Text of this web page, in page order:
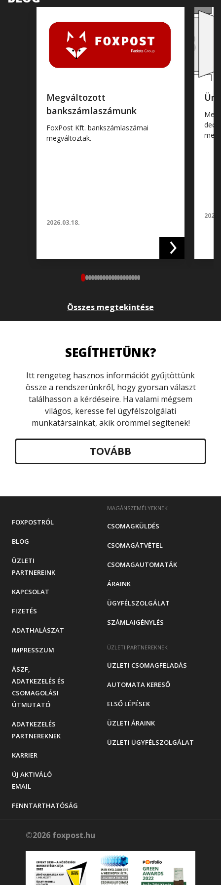
Megváltozott
bankszámlaszámunk
FoxPost Kft. bankszámlaszámai
megváltoztak.
2026.03.18.
Összes megtekintése
SEGÍTHETÜNK?
Itt rengeteg hasznos információt gyűjtöttünk
össze a rendszerünkről, hogy gyorsan választ
találhasson a kérdéseire. Ha valami mégsem
világos, keresse fel ügyfélszolgálati
munkatársainkat, akik örömmel segítenek!
TOVÁBB
MAGÁNSZEMÉLYEKNEK
CSOMAGKÜLDÉS
CSOMAGÁTVÉTEL
CSOMAGAUTOMATÁK
ÁRAINK
ÜGYFÉLSZOLGÁLAT
SZÁMLAIGÉNYLÉS
ÜZLETI PARTNEREKNEK
ÜZLETI CSOMAGFELADÁS
AUTOMATA KERESŐ
ELSŐ LÉPÉSEK
ÜZLETI ÁRAINK
ÜZLETI ÜGYFÉLSZOLGÁLAT
FOXPOSTRÓL
BLOG
ÜZLETI
PARTNEREINK
KAPCSOLAT
FIZETÉS
ADATHALÁSZAT
IMPRESSZUM
ÁSZF,
ADATKEZELÉS ÉS
CSOMAGOLÁSI
ÚTMUTATÓ
ADATKEZELÉS
PARTNEREKNEK
KARRIER
ÚJ AKTIVÁLÓ
EMAIL
FENNTARTHATÓSÁG
©2026 foxpost.hu